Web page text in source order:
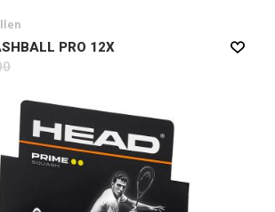
PRO 12X